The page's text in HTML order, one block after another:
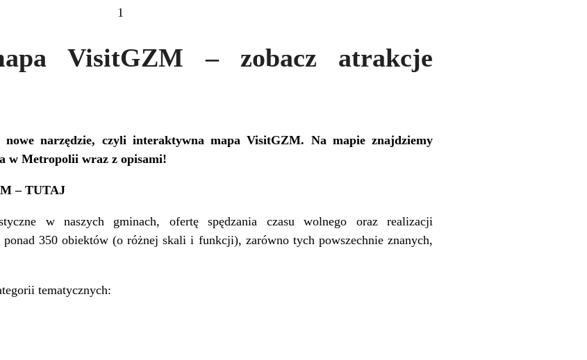
1
VisitGZM – zobacz atrakcje
narzędzie, czyli interaktywna mapa VisitGZM. Na mapie znajdziemy
w Metropolii wraz z opisami!
– TUTAJ
w naszych gminach, ofertę spędzania czasu wolnego oraz realizacji
350 obiektów (o różnej skali i funkcji), zarówno tych powszechnie znanych,
tematycznych: